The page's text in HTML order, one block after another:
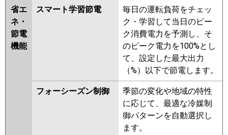
日立 RPK-GP140RHNP5 RPK-
GP140RSHP11
三菱重工 FDKV1406HP6S
PA-P140K7KDCX PA-P140K7KDC
PA-P140K7HDC
PA-
P140K7HDCX
RKSB14043MUB RKHB14041MU
RKHB14041XU RKEB14041MU
RKEB14041XU RKSB14043MU
RKSB14043XU RKEB14031M
RKEB14031X
RKHB14031M
RKHB14031X AKHB14064M-R
AKHB14064X AKHB14064X-R
AKHB14064M AKEB14037M
AKEB14037X RKSB14033M
RKSB14033X AKEB14067M
AKEB14067X AKSB14067M
省エ
ネ・
節電
機能
スマート学習節電
毎日の運転負荷をチェッ
ク・学習して当日のピー
ク消費電力を予測し、そ
のピーク電力を100%とし
て、設定した最大出力
（%）以下で節電します。
フォーシーズン制御
季節の変化や地域の特性
に応じて、最適な冷媒制
御パターンを自動選択し
ます。